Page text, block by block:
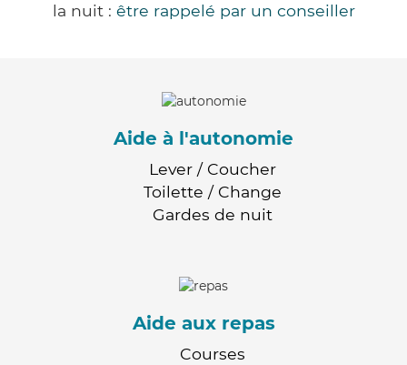
la nuit : être rappelé par un conseiller
Aide à l'autonomie
Lever / Coucher
Toilette / Change
Gardes de nuit
Aide aux repas
Courses